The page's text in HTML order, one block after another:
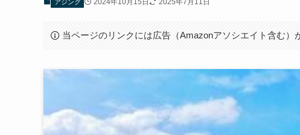
アジング 2024年10月15日 2025年7月11日
当ページのリンクには広告（Amazonアソシエイト含む）